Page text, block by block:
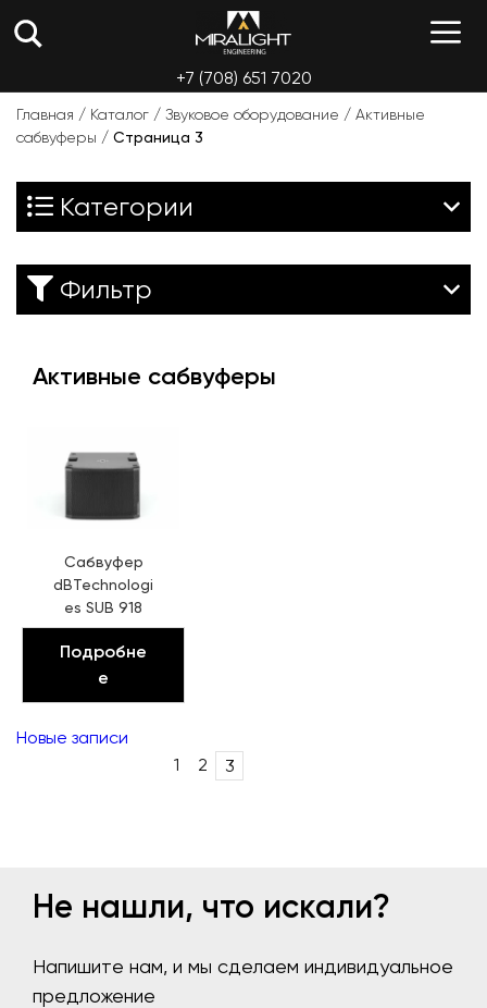
+7 (708) 651 7020
Главная / Каталог / Звуковое оборудование / Активные
сабвуферы / Страница 3
Активные сабвуферы
Сабвуфер
dBTechnologi
es SUB 918
Подробне
е
Post
Новые записи
1
2 3
Категории
Фильтр
Не нашли, что искали?
Напишите нам, и мы сделаем индивидуальное
предложение